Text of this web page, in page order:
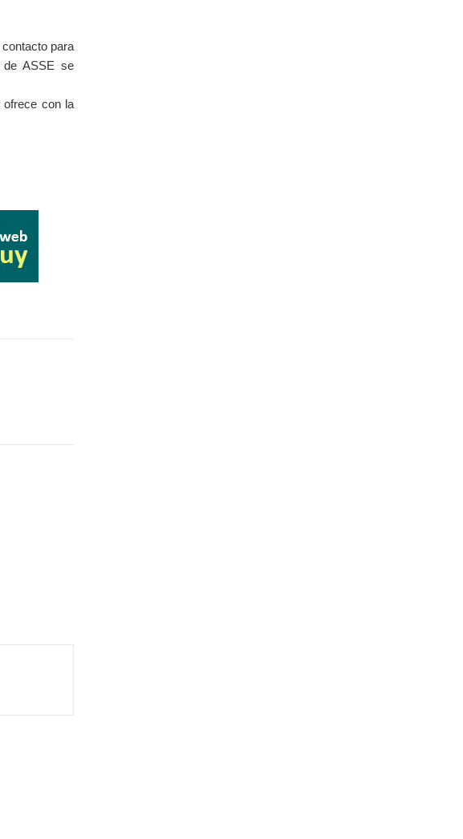
para
de ASSE se
ofrece con la